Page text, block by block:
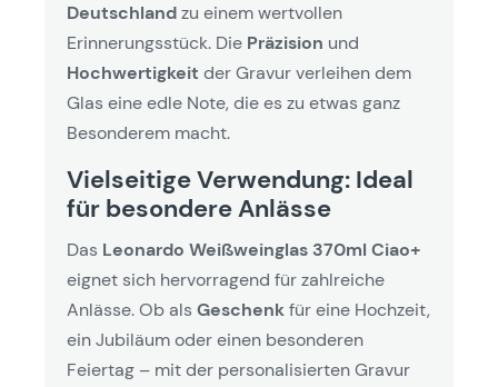
Deutschlandzu einem wertvollen
Erinnerungsstück. Die Präzision und
Hochwertigkeit der Gravur verleihen dem
Glas eine edle Note, die es zu etwas ganz
Besonderem macht.
Vielseitige Verwendung: Ideal
für besondere Anlässe
Das Leonardo Weißweinglas 370ml Ciao+
eignet sich hervorragend für zahlreiche
Anlässe. Ob als Geschenkfür eine Hochzeit,
ein Jubiläum oder einen besonderen
Feiertag – mit der personalisierten Gravur